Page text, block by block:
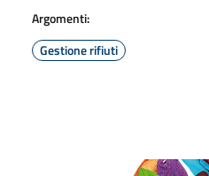
Argomenti:
Gestione rifiuti